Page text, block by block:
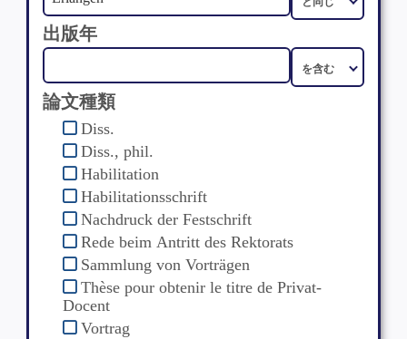
出版年
論文種類
Diss.
Diss., phil.
Habilitation
Habilitationsschrift
Nachdruck der Festschrift
Rede beim Antritt des Rektorats
Sammlung von Vorträgen
Thèse pour obtenir le titre de Privat-
Docent
Vortrag